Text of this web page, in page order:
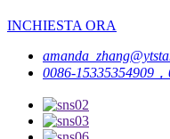
INCHIESTA ORA
0086-15335354909